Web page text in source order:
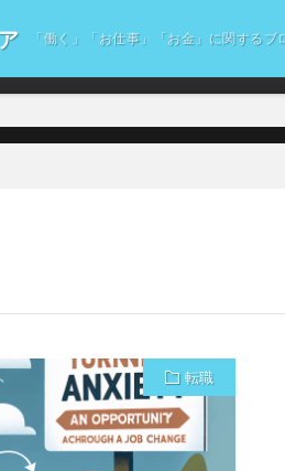
「働く」「お仕事」「お金」に関するブ
転職